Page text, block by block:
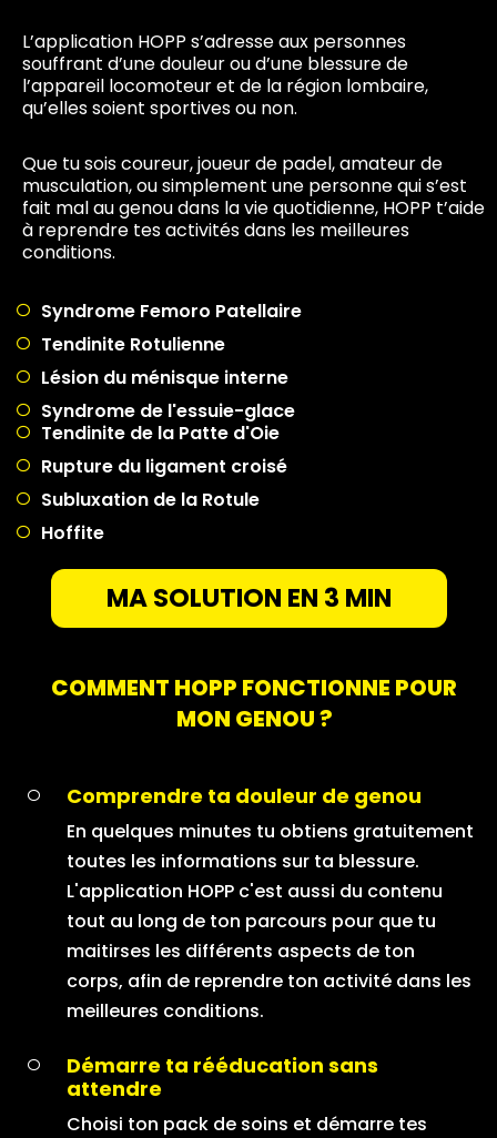
L’application HOPP s’adresse aux personnes
souffrant d’une douleur ou d’une blessure de
l’appareil locomoteur et de la région lombaire,
qu’elles soient sportives ou non.
Que tu sois coureur, joueur de padel, amateur de
musculation, ou simplement une personne qui s’est
fait mal au genou dans la vie quotidienne, HOPP t’aide
à reprendre tes activités dans les meilleures
conditions.
Syndrome Femoro Patellaire
Tendinite Rotulienne
Lésion du ménisque interne
Syndrome de l'essuie-glace
Tendinite de la Patte d'Oie
Rupture du ligament croisé
Subluxation de la Rotule
Hoffite
MA SOLUTION EN 3 MIN
COMMENT HOPP FONCTIONNE POUR
MON GENOU ?
Comprendre ta douleur de genou
En quelques minutes tu obtiens gratuitement
toutes les informations sur ta blessure.
L'application HOPP c'est aussi du contenu
tout au long de ton parcours pour que tu
maitirses les différents aspects de ton
corps, afin de reprendre ton activité dans les
meilleures conditions.
Démarre ta rééducation sans
attendre
Choisi ton pack de soins et démarre tes